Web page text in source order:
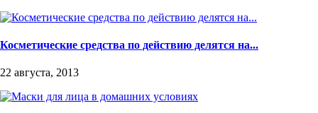
Косметические средства по действию делятся на...
22 августа, 2013